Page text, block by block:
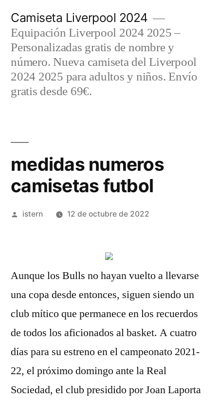
contenido
Camiseta Liverpool 2024
Equipación Liverpool 2024 2025 –
Personalizadas gratis de nombre y
número. Nueva camiseta del Liverpool
2024 2025 para adultos y niños. Envío
gratis desde 69€.
medidas numeros
camisetas futbol
Publicado
istern 12 de octubre de 2022
Aunque los Bulls no hayan vuelto a llevarse
una copa desde entonces, siguen siendo un
club mítico que permanece en los recuerdos
de todos los aficionados al basket. A cuatro
días para su estreno en el campeonato 2021-
22, el próximo domingo ante la Real
Sociedad, el club presidido por Joan Laporta